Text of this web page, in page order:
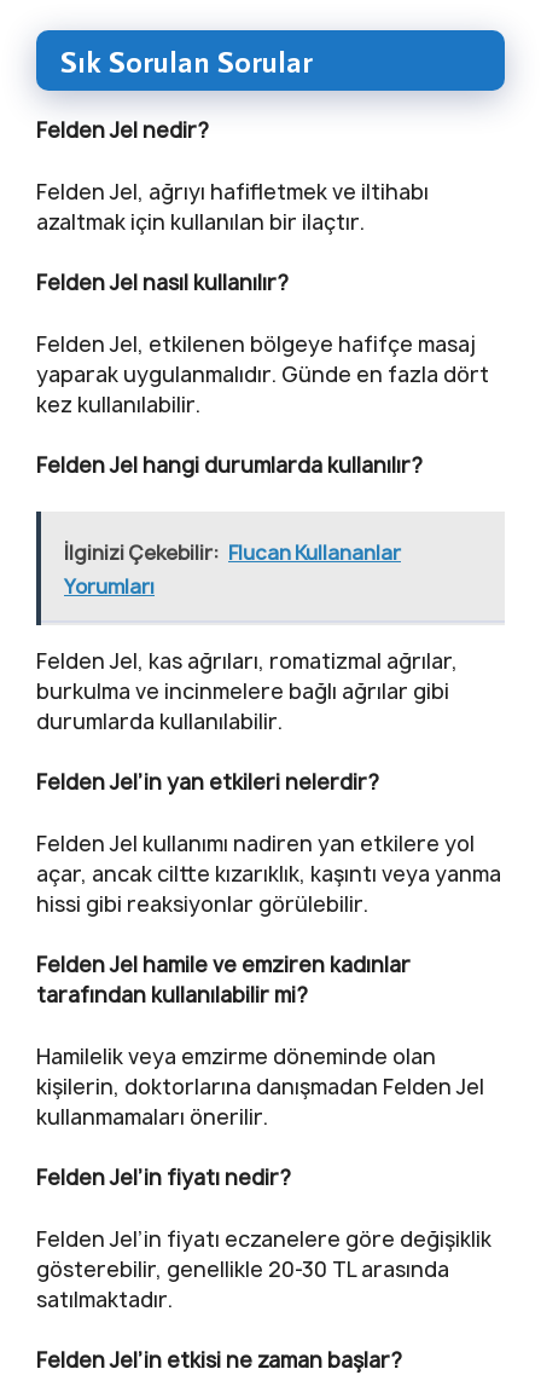
Sık Sorulan Sorular
Felden Jel nedir?
Felden Jel, ağrıyı hafifletmek ve iltihabı
azaltmak için kullanılan bir ilaçtır.
Felden Jel nasıl kullanılır?
Felden Jel, etkilenen bölgeye hafifçe masaj
yaparak uygulanmalıdır. Günde en fazla dört
kez kullanılabilir.
Felden Jel hangi durumlarda kullanılır?
İlginizi Çekebilir: Flucan Kullananlar
Yorumları
Felden Jel, kas ağrıları, romatizmal ağrılar,
burkulma ve incinmelere bağlı ağrılar gibi
durumlarda kullanılabilir.
Felden Jel’in yan etkileri nelerdir?
Felden Jel kullanımı nadiren yan etkilere yol
açar, ancak ciltte kızarıklık, kaşıntı veya yanma
hissi gibi reaksiyonlar görülebilir.
Felden Jel hamile ve emziren kadınlar
tarafından kullanılabilir mi?
Hamilelik veya emzirme döneminde olan
kişilerin, doktorlarına danışmadan Felden Jel
kullanmamaları önerilir.
Felden Jel’in fiyatı nedir?
Felden Jel’in fiyatı eczanelere göre değişiklik
gösterebilir, genellikle 20-30 TL arasında
satılmaktadır.
Felden Jel’in etkisi ne zaman başlar?